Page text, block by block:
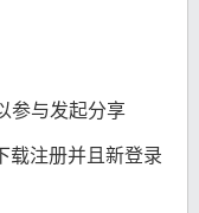
参与发起分享
载注册并且新登录